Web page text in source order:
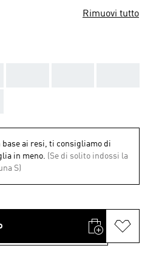
Rimuovi tutto
base ai resi, ti consigliamo di
in meno. (Se di solito indossi la
S)